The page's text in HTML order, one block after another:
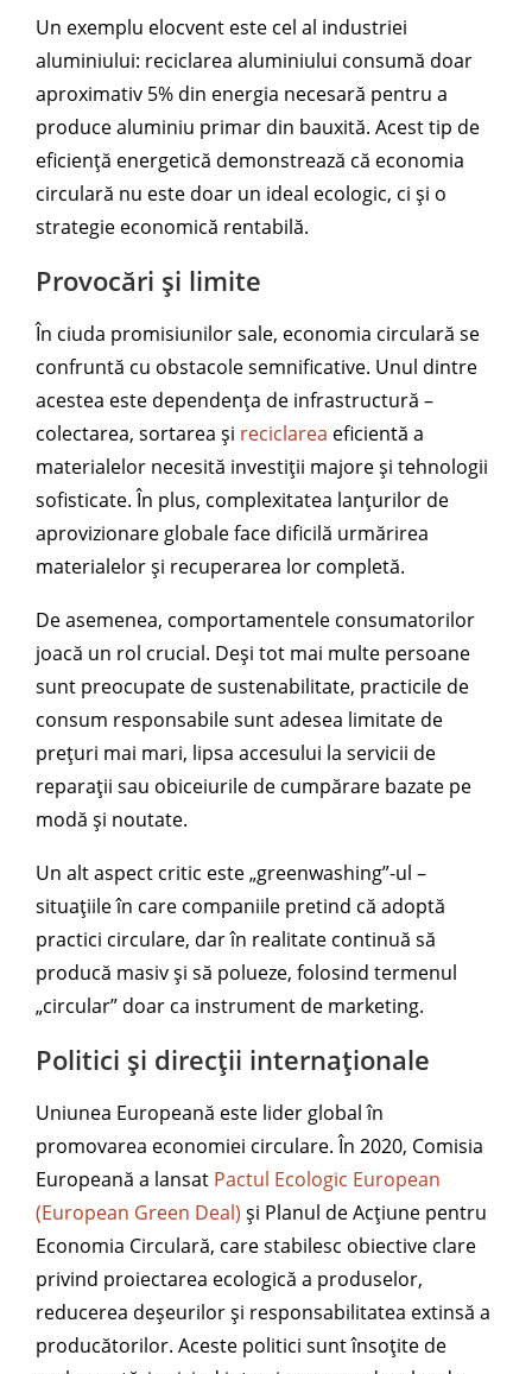
Un exemplu elocvent este cel al industriei
aluminiului: reciclarea aluminiului consumă doar
aproximativ 5% din energia necesară pentru a
produce aluminiu primar din bauxită. Acest tip de
eficiență energetică demonstrează că economia
circulară nu este doar un ideal ecologic, ci și o
strategie economică rentabilă.
Provocări și limite
În ciuda promisiunilor sale, economia circulară se
confruntă cu obstacole semnificative. Unul dintre
acestea este dependența de infrastructură –
colectarea, sortarea și reciclarea eficientă a
materialelor necesită investiții majore și tehnologii
sofisticate. În plus, complexitatea lanțurilor de
aprovizionare globale face dificilă urmărirea
materialelor și recuperarea lor completă.
De asemenea, comportamentele consumatorilor
joacă un rol crucial. Deși tot mai multe persoane
sunt preocupate de sustenabilitate, practicile de
consum responsabile sunt adesea limitate de
prețuri mai mari, lipsa accesului la servicii de
reparații sau obiceiurile de cumpărare bazate pe
modă și noutate.
Un alt aspect critic este „greenwashing”-ul –
situațiile în care companiile pretind că adoptă
practici circulare, dar în realitate continuă să
producă masiv și să polueze, folosind termenul
„circular” doar ca instrument de marketing.
Politici și direcții internaționale
Uniunea Europeană este lider global în
promovarea economiei circulare. În 2020, Comisia
Europeană a lansat Pactul Ecologic European
(European Green Deal) și Planul de Acțiune pentru
Economia Circulară, care stabilesc obiective clare
privind proiectarea ecologică a produselor,
reducerea deșeurilor și responsabilitatea extinsă a
producătorilor. Aceste politici sunt însoțite de